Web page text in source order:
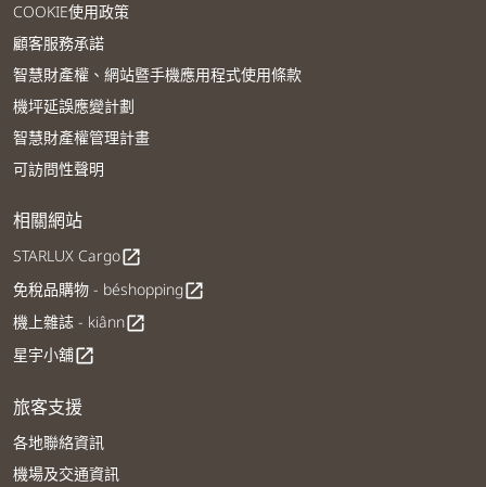
COOKIE使用政策
顧客服務承諾
智慧財產權、網站暨手機應用程式使用條款
機坪延誤應變計劃
智慧財產權管理計畫
可訪問性聲明
相關網站
STARLUX Cargoopen_in_new
免稅品購物 - béshoppingopen_in_new
機上雜誌 - kiânnopen_in_new
星宇小舖open_in_new
旅客支援
各地聯絡資訊
機場及交通資訊